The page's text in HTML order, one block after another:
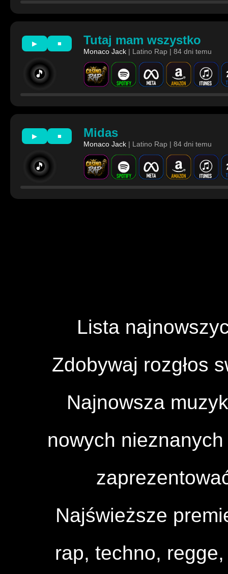
▶ ■
🎵
Tutaj mam wszystko
Monaco Jack | Latino Rap | 84 dni temu
▶ ■
🎵
Midas
Monaco Jack | Latino Rap | 84 dni temu
Lista
Zdobywaj rozgłos
Najnowsza
nowych
Najświeższe
rap, techno,